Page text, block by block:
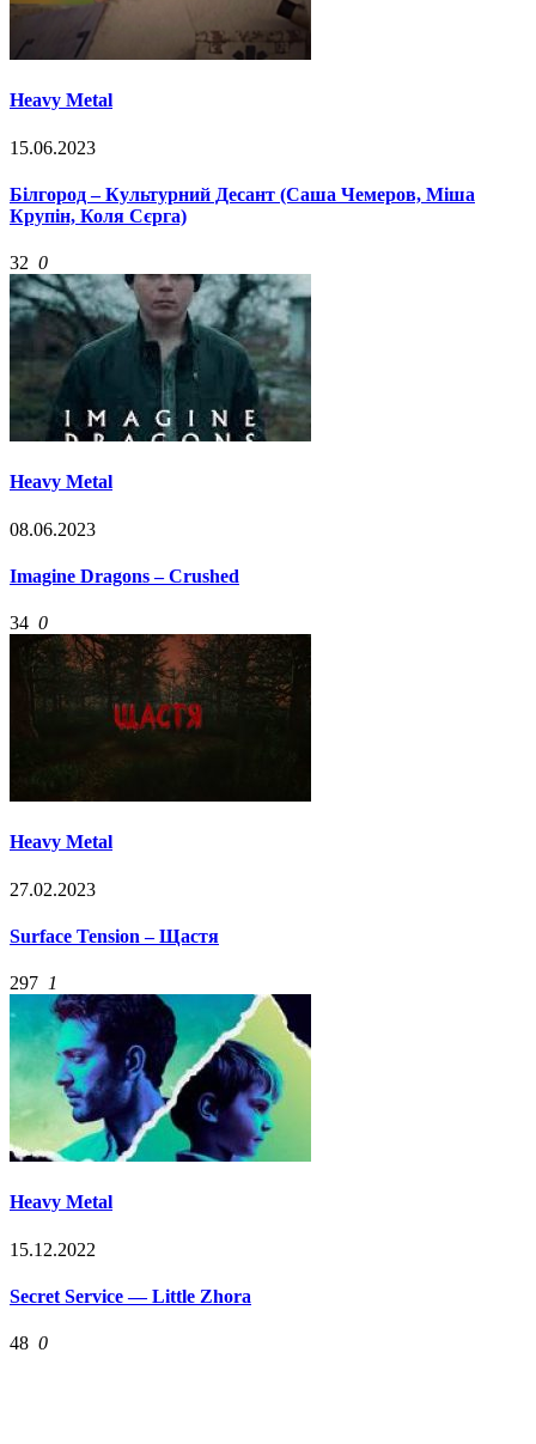
Heavy Metal
15.06.2023
Білгород – Культурний Десант (Саша Чемеров, Міша
Крупін, Коля Сєрга)
32 0
Heavy Metal
08.06.2023
Imagine Dragons – Crushed
34 0
Heavy Metal
27.02.2023
Surface Tension – Щастя
297 1
Heavy Metal
15.12.2022
Secret Service — Little Zhora
48 0